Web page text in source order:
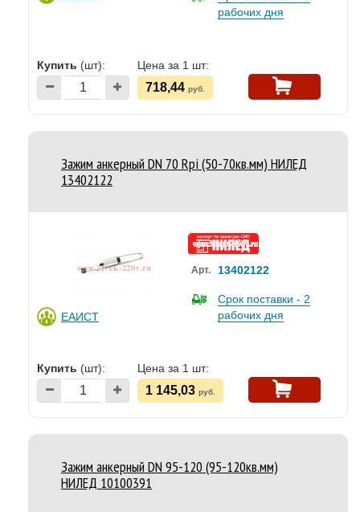
рабочих дня
Купить (шт): Цена за 1 шт:
718,44 руб.
Зажим анкерный DN 70 Rpi (50-70кв.мм) НИЛЕД
13402122
ЕАИСТ
Арт. 13402122
Срок поставки - 2
рабочих дня
Купить (шт): Цена за 1 шт:
1 145,03 руб.
Зажим анкерный DN 95-120 (95-120кв.мм)
НИЛЕД 10100391